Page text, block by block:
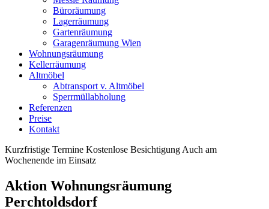
Büroräumung
Lagerräumung
Gartenräumung
Garagenräumung Wien
Wohnungsräumung
Kellerräumung
Altmöbel
Abtransport v. Altmöbel
Sperrmüllabholung
Referenzen
Preise
Kontakt
Kurzfristige Termine Kostenlose Besichtigung Auch am
Wochenende im Einsatz
Aktion Wohnungsräumung
Perchtoldsdorf